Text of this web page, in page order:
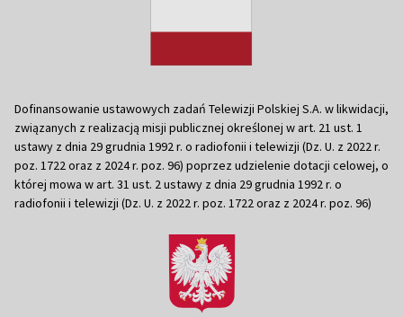
Dofinansowanie ustawowych zadań Telewizji Polskiej S.A. w likwidacji,
związanych z realizacją misji publicznej określonej w art. 21 ust. 1
ustawy z dnia 29 grudnia 1992 r. o radiofonii i telewizji (Dz. U. z 2022 r.
poz. 1722 oraz z 2024 r. poz. 96) poprzez udzielenie dotacji celowej, o
której mowa w art. 31 ust. 2 ustawy z dnia 29 grudnia 1992 r. o
radiofonii i telewizji (Dz. U. z 2022 r. poz. 1722 oraz z 2024 r. poz. 96)